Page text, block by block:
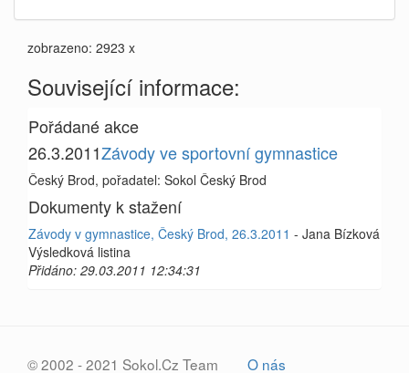
zobrazeno: 2923 x
Související informace:
Pořádané akce
26.3.2011Závody ve sportovní gymnastice
Český Brod, pořadatel: Sokol Český Brod
Dokumenty k stažení
Závody v gymnastice, Český Brod, 26.3.2011 - Jana Bízková
Výsledková listina
Přidáno: 29.03.2011 12:34:31
© 2002 - 2021 Sokol.Cz Team O nás